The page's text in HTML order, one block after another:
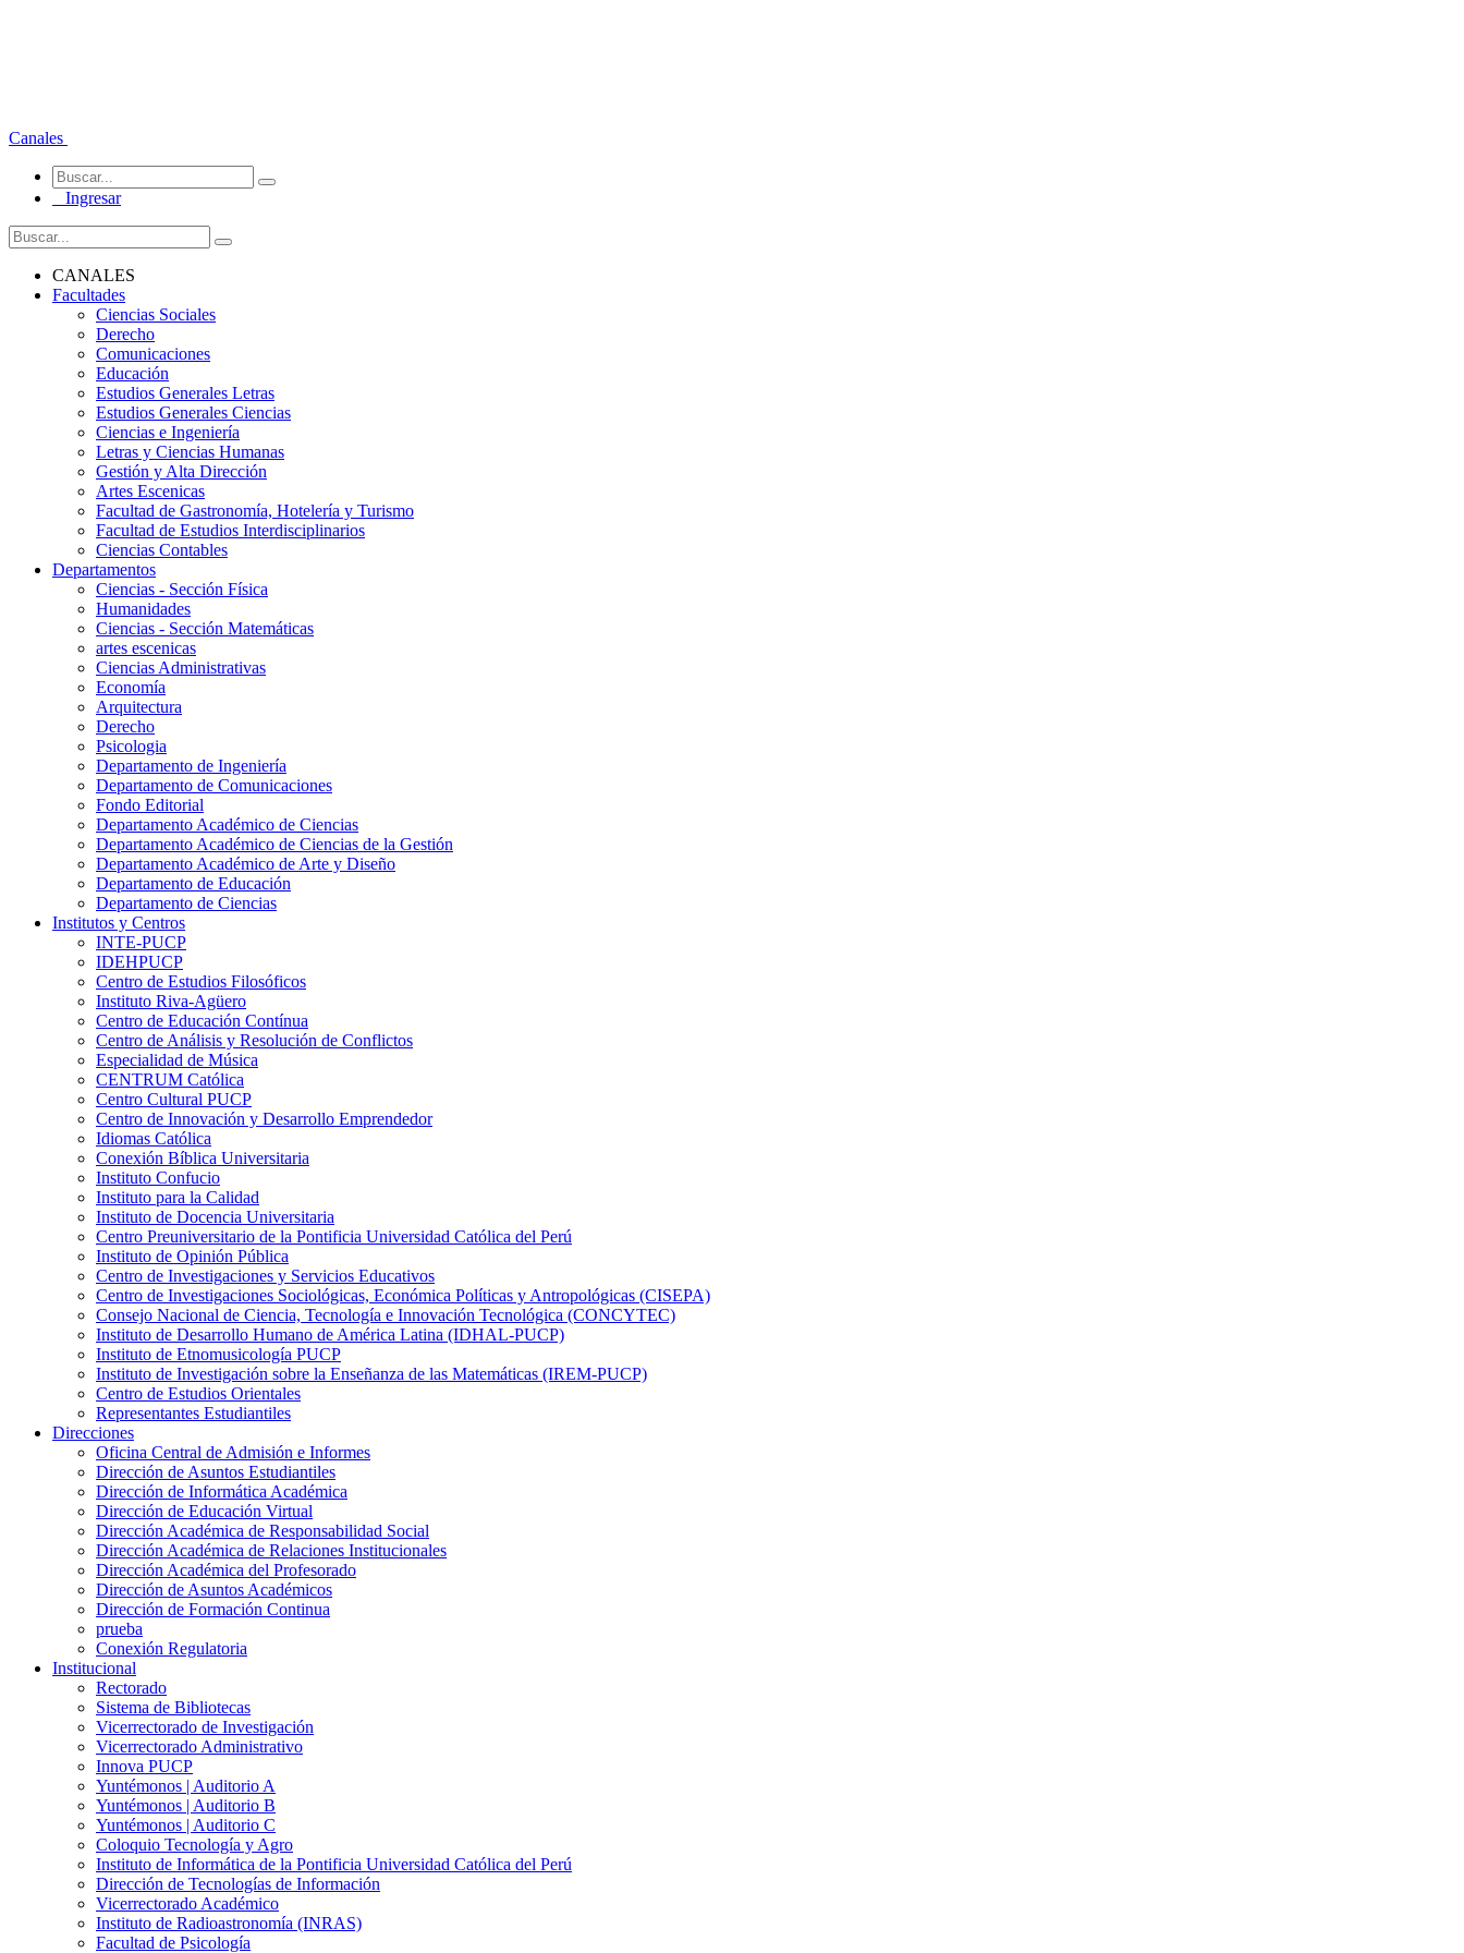
Canales
Ingresar
CANALES
Facultades
Ciencias Sociales
Derecho
Comunicaciones
Educación
Estudios Generales Letras
Estudios Generales Ciencias
Ciencias e Ingeniería
Letras y Ciencias Humanas
Gestión y Alta Dirección
Artes Escenicas
Facultad de Gastronomía, Hotelería y Turismo
Facultad de Estudios Interdisciplinarios
Ciencias Contables
Departamentos
Ciencias - Sección Física
Humanidades
Ciencias - Sección Matemáticas
artes escenicas
Ciencias Administrativas
Economía
Arquitectura
Derecho
Psicologia
Departamento de Ingeniería
Departamento de Comunicaciones
Fondo Editorial
Departamento Académico de Ciencias
Departamento Académico de Ciencias de la Gestión
Departamento Académico de Arte y Diseño
Departamento de Educación
Departamento de Ciencias
Institutos y Centros
INTE-PUCP
IDEHPUCP
Centro de Estudios Filosóficos
Instituto Riva-Agüero
Centro de Educación Contínua
Centro de Análisis y Resolución de Conflictos
Especialidad de Música
CENTRUM Católica
Centro Cultural PUCP
Centro de Innovación y Desarrollo Emprendedor
Idiomas Católica
Conexión Bíblica Universitaria
Instituto Confucio
Instituto para la Calidad
Instituto de Docencia Universitaria
Centro Preuniversitario de la Pontificia Universidad Católica del Perú
Instituto de Opinión Pública
Centro de Investigaciones y Servicios Educativos
Centro de Investigaciones Sociológicas, Económica Políticas y Antropológicas (CISEPA)
Consejo Nacional de Ciencia, Tecnología e Innovación Tecnológica (CONCYTEC)
Instituto de Desarrollo Humano de América Latina (IDHAL-PUCP)
Instituto de Etnomusicología PUCP
Instituto de Investigación sobre la Enseñanza de las Matemáticas (IREM-PUCP)
Centro de Estudios Orientales
Representantes Estudiantiles
Direcciones
Oficina Central de Admisión e Informes
Dirección de Asuntos Estudiantiles
Dirección de Informática Académica
Dirección de Educación Virtual
Dirección Académica de Responsabilidad Social
Dirección Académica de Relaciones Institucionales
Dirección Académica del Profesorado
Dirección de Asuntos Académicos
Dirección de Formación Continua
prueba
Conexión Regulatoria
Institucional
Rectorado
Sistema de Bibliotecas
Vicerrectorado de Investigación
Vicerrectorado Administrativo
Innova PUCP
Yuntémonos | Auditorio A
Yuntémonos | Auditorio B
Yuntémonos | Auditorio C
Coloquio Tecnología y Agro
Instituto de Informática de la Pontificia Universidad Católica del Perú
Dirección de Tecnologías de Información
Vicerrectorado Académico
Instituto de Radioastronomía (INRAS)
Facultad de Psicología